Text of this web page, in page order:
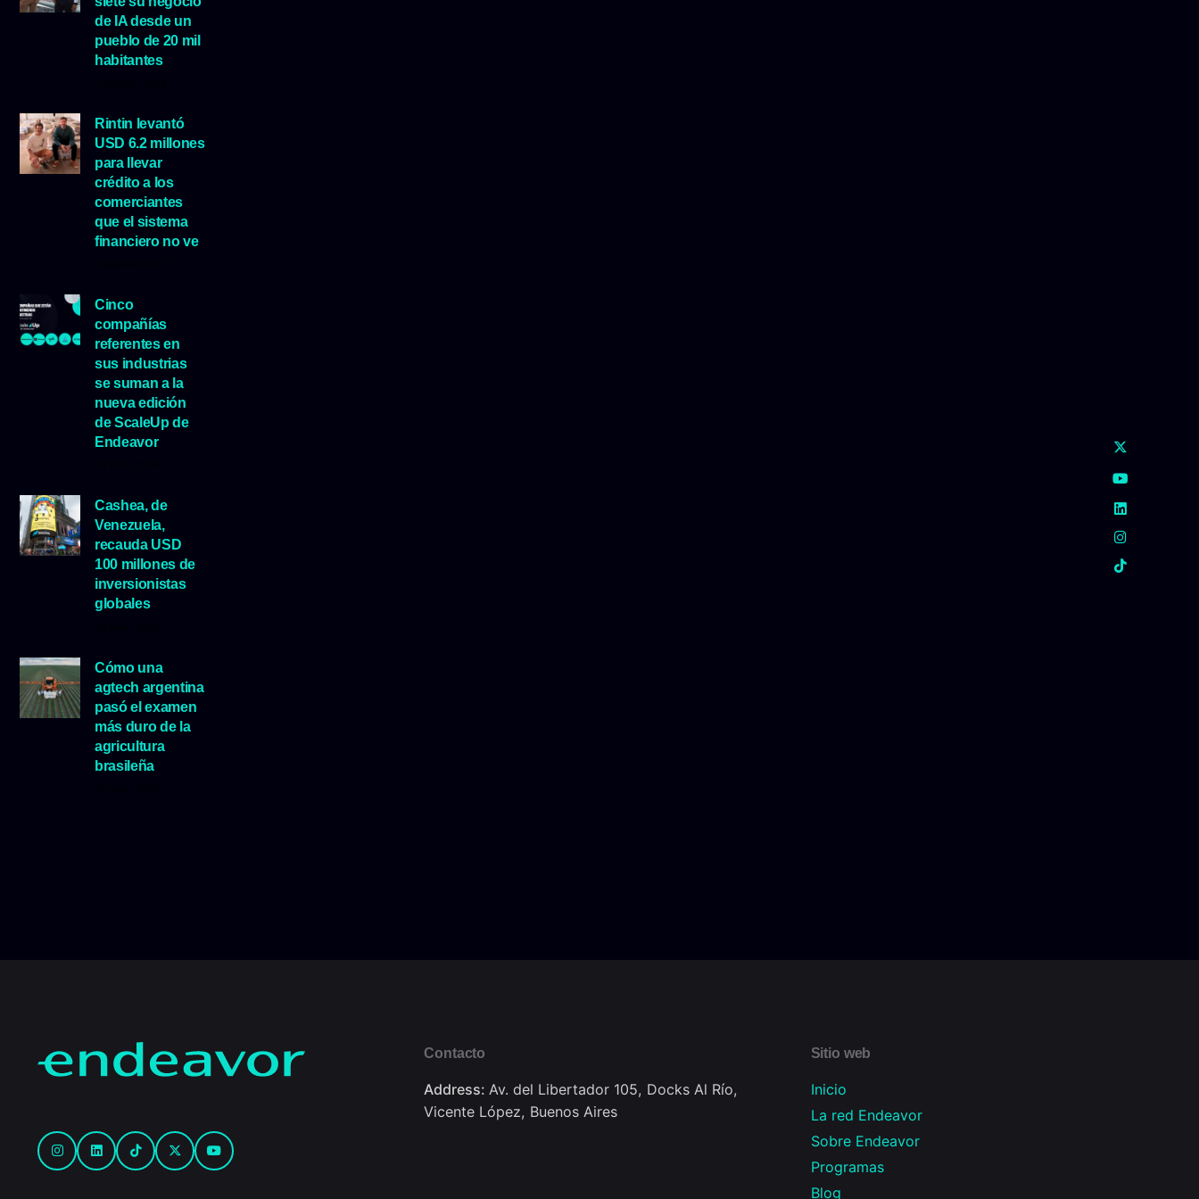
de IA desde un
pueblo de 20 mil
habitantes
Rintin levantó
USD 6.2 millones
para llevar
crédito a los
comerciantes
que el sistema
financiero no ve
Cinco
compañías
referentes en
sus industrias
se suman a la
nueva edición
de ScaleUp de
Endeavor
Cashea, de
Venezuela,
recauda USD
100 millones de
inversionistas
globales
Cómo una
agtech argentina
pasó el examen
más duro de la
agricultura
brasileña
Contacto
Address:Av. del Libertador 105, Docks Al Río,
Vicente López, Buenos Aires
Sitio web
Inicio
La red Endeavor
Sobre Endeavor
Programas
Blog